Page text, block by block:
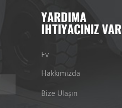
YARDIMA
IHTIYACINIZ VAR
Ev
Hakkımızda
Bize Ulaşın